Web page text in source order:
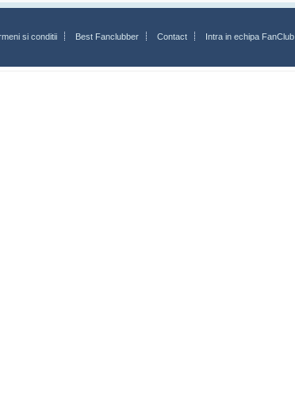
si conditii Best Fanclubber Contact Intra in echipa FanClub